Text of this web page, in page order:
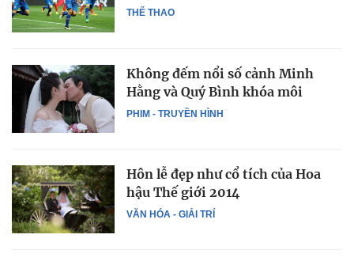
THỂ THAO
PHIM - TRUYỀN HÌNH
Không đếm nổi số cảnh Minh
Hằng và Quý Bình khóa môi
VĂN HÓA - GIẢI TRÍ
Hôn lễ đẹp như cổ tích của Hoa
hậu Thế giới 2014